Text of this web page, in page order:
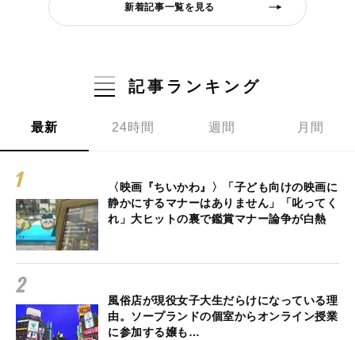
新着記事一覧を見る
記事ランキング
最新 24時間 週間 月間
〈映画『ちいかわ』〉「子ども向けの映画に
静かにするマナーはありません」「叱ってく
れ」大ヒットの裏で鑑賞マナー論争が白熱
風俗店が現役女子大生だらけになっている理
由。ソープランドの個室からオンライン授業
に参加する嬢も…